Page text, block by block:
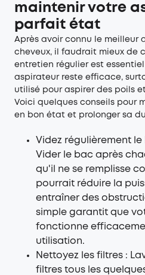
maintenir votre
parfait état
Après avoir connu le meilleur
cheveux, il faudrait mieux de
entretien régulier est
aspirateur reste efficace,
utilisé pour aspirer des poils
Voici quelques conseils pour
en bon état et prolonger sa
Videz régulièrement le
Vider le bac après
qu'il ne se remplisse
pourrait réduire la
entraîner des
simple garantit que
fonctionne
utilisation.
Nettoyez les filtres :
filtres tous les